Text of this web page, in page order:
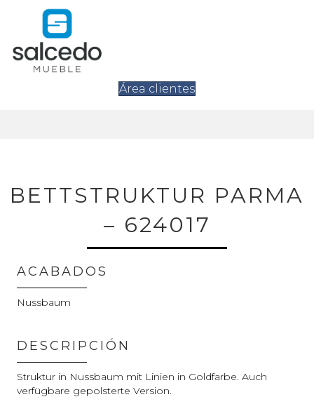
Área clientes
BETTSTRUKTUR PARMA
– 624017
ACABADOS
Nussbaum
DESCRIPCIÓN
Struktur in Nussbaum mit Linien in Goldfarbe. Auch
verfügbare gepolsterte Version.